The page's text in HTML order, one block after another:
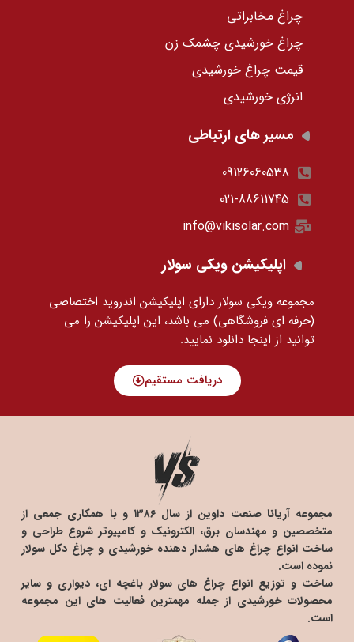
چراغ مخابراتی
چراغ خورشیدی چشمک زن
قیمت چراغ خورشیدی
انرژی خورشیدی
مسیر های ارتباطی
09126060538
021-88611745
info@vikisolar.com
اپلیکیشن ویکی سولار
مجموعه ویکی سولار دارای اپلیکیشن اندروید اختصاصی
(حرفه ای فروشگاهی) می باشد، این اپلیکیشن را می
توانید از اینجا دانلود نمایید.
دریافت مستقیم
مجموعه آریانا صنعت داوین از سال ۱۳۸۶ و با همکاری جمعی از
متخصصین و مهندسان برق، الکترونیک و کامپیوتر شروع طراحی و
ساخت انواع چراغ های هشدار دهنده خورشیدی و چراغ دکل سولار
نموده است.
ساخت و توزیع انواع چراغ های سولار باغچه ای، دیواری و سایر
محصولات خورشیدی از جمله مهمترین فعالیت های این مجموعه
است.